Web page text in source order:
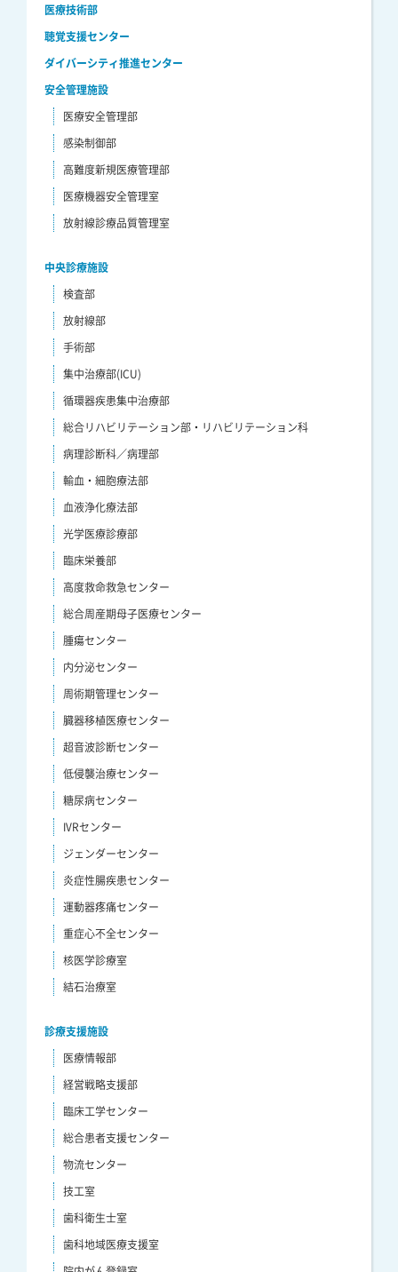
医療技術部
聴覚支援センター
ダイバーシティ推進センター
安全管理施設
医療安全管理部
感染制御部
高難度新規医療管理部
医療機器安全管理室
放射線診療品質管理室
中央診療施設
検査部
放射線部
手術部
集中治療部(ICU)
循環器疾患集中治療部
総合リハビリテーション部・リハビリテーション科
病理診断科／病理部
輸血・細胞療法部
血液浄化療法部
光学医療診療部
臨床栄養部
高度救命救急センター
総合周産期母子医療センター
腫瘍センター
内分泌センター
周術期管理センター
臓器移植医療センター
超音波診断センター
低侵襲治療センター
糖尿病センター
IVRセンター
ジェンダーセンター
炎症性腸疾患センター
運動器疼痛センター
重症心不全センター
核医学診療室
結石治療室
診療支援施設
医療情報部
経営戦略支援部
臨床工学センター
総合患者支援センター
物流センター
技工室
歯科衛生士室
歯科地域医療支援室